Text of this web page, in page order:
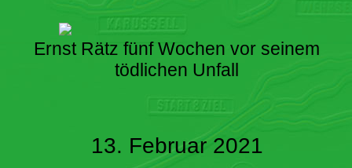
Ernst Rätz fünf Wochen vor seinem
tödlichen Unfall
13. Februar 2021